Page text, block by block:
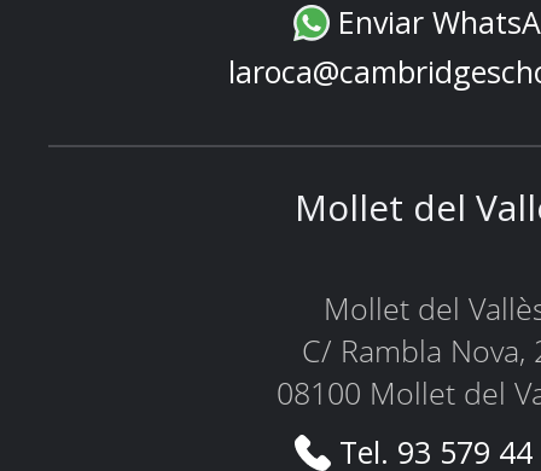
Enviar
Mollet del
Mollet del
C/ Rambla Nova,
08100 Mollet del
Tel. 93 579